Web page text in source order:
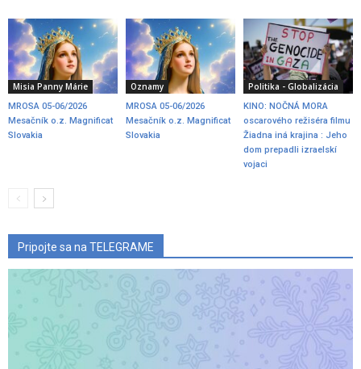
Misia Panny Márie
MROSA 05-06/2026
Mesačník o.z. Magnificat
Slovakia
Oznamy
MROSA 05-06/2026
Mesačník o.z. Magnificat
Slovakia
Politika - Globalizácia
KINO: NOČNÁ MORA
oscarového režiséra filmu
Žiadna iná krajina : Jeho
dom prepadli izraelskí
vojaci
Pripojte sa na TELEGRAME